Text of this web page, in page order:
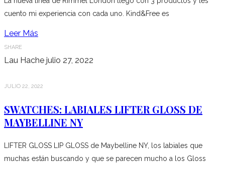
cuento mi experiencia con cada uno. Kind&Free es
Leer Más
SHARE
Lau Hache julio 27, 2022
JULIO 22, 2022
SWATCHES: LABIALES LIFTER GLOSS DE
MAYBELLINE NY
LIFTER GLOSS LIP GLOSS de Maybelline NY, los labiales que
muchas están buscando y que se parecen mucho a los Gloss